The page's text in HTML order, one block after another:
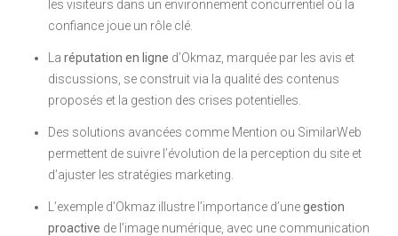
les visiteurs dans un environnement concurrentiel où la
confiance joue un rôle clé.
La réputation en ligne d’Okmaz, marquée par les avis et
discussions, se construit via la qualité des contenus
proposés et la gestion des crises potentielles.
Des solutions avancées comme Mention ou SimilarWeb
permettent de suivre l’évolution de la perception du site et
d’ajuster les stratégies marketing.
L’exemple d’Okmaz illustre l’importance d’unegestion
proactive de l’image numérique, avec une communication